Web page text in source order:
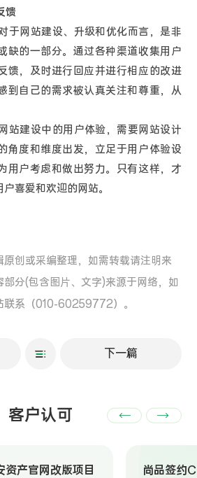
馈
网站建设、升级和优化而言，是非
缺的一部分。通过各种渠道收集用户
馈，及时进行回应并进行相应的改进
到自己的需求被认真关注和尊重，从
建设中的用户体验，需要网站设计
角度和维度出发，立足于用户体验设
用户考虑和做出努力。只有这样，才
喜爱和欢迎的网站。
创或采编整理，如需转载请注明来
分(包含图片、文字)来源于网络，如
联系（010-60259772）。
下一篇
客户认可
资产官网改版项目
尚品签约